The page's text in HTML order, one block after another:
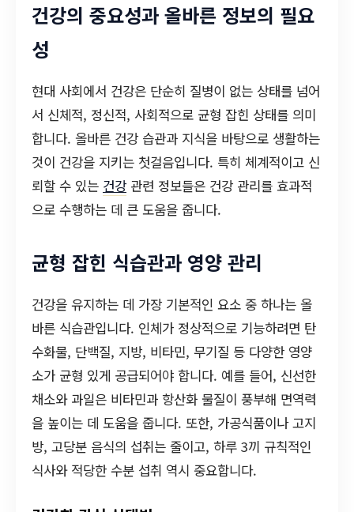
건강의 중요성과 올바른 정보의 필요
성
현대 사회에서 건강은 단순히 질병이 없는 상태를 넘어
서 신체적, 정신적, 사회적으로 균형 잡힌 상태를 의미
합니다. 올바른 건강 습관과 지식을 바탕으로 생활하는
것이 건강을 지키는 첫걸음입니다. 특히 체계적이고 신
뢰할 수 있는 건강 관련 정보들은 건강 관리를 효과적
으로 수행하는 데 큰 도움을 줍니다.
균형 잡힌 식습관과 영양 관리
건강을 유지하는 데 가장 기본적인 요소 중 하나는 올
바른 식습관입니다. 인체가 정상적으로 기능하려면 탄
수화물, 단백질, 지방, 비타민, 무기질 등 다양한 영양
소가 균형 있게 공급되어야 합니다. 예를 들어, 신선한
채소와 과일은 비타민과 항산화 물질이 풍부해 면역력
을 높이는 데 도움을 줍니다. 또한, 가공식품이나 고지
방, 고당분 음식의 섭취는 줄이고, 하루 3끼 규칙적인
식사와 적당한 수분 섭취 역시 중요합니다.